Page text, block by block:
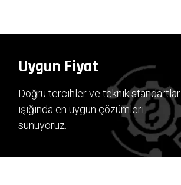
Uygun Fiyat
Doğru tercihler ve teknik standartlar
ışığında en uygun çözümleri
sunuyoruz.